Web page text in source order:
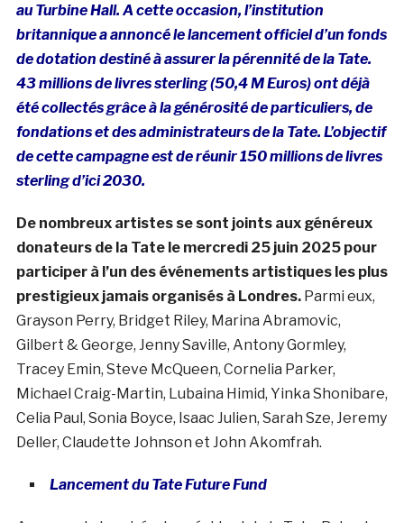
au Turbine Hall. A cette occasion, l’institution
britannique a annoncé le lancement officiel d’un fonds
de dotation destiné à assurer la pérennité de la Tate.
43 millions de livres sterling (50,4 M Euros) ont déjà
été collectés grâce à la générosité de particuliers, de
fondations et des administrateurs de la Tate. L’objectif
de cette campagne est de réunir 150 millions de livres
sterling d’ici 2030.
De nombreux artistes se sont joints aux généreux
donateurs de la Tate le mercredi 25 juin 2025 pour
participer à l’un des événements artistiques les plus
prestigieux jamais organisés à Londres. Parmi eux,
Grayson Perry, Bridget Riley, Marina Abramovic,
Gilbert & George, Jenny Saville, Antony Gormley,
Tracey Emin, Steve McQueen, Cornelia Parker,
Michael Craig-Martin, Lubaina Himid, Yinka Shonibare,
Celia Paul, Sonia Boyce, Isaac Julien, Sarah Sze, Jeremy
Deller, Claudette Johnson et John Akomfrah.
Lancement du Tate Future Fund